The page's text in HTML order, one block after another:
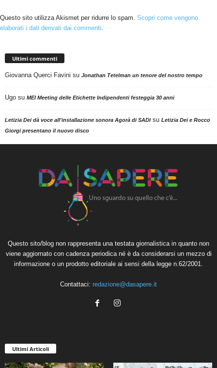
Questo sito utilizza Akismet per ridurre lo spam. Scopri come vengono
elaborati i dati derivati dai commenti
Ultimi commenti
Giovanna Querci Favini su Jonathan Tetelman un tenore del nostro tempo
Ugo su MEI Meeting delle Etichette Indipendenti festeggia 30 anni
Letizia Dei dà voce all'installazione sonora Agorà di SADIsu Letizia Dei e Rocco
Giorgi presentano il nuovo disco
Questo sito/blog non rappresenta una testata giornalistica in quanto non
viene aggiornato con cadenza periodica né è da considerarsi un mezzo di
informazione o un prodotto editoriale ai sensi della legge n.62/2001.
Contattaci: redazione@dasapere.it
Ultimi Articoli